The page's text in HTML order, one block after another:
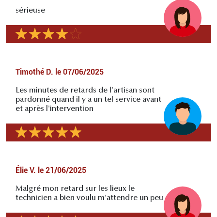
sérieuse
Timothé D. le 07/06/2025
Les minutes de retards de l'artisan sont
pardonné quand il y a un tel service avant
et après l'intervention
Élie V. le 21/06/2025
Malgré mon retard sur les lieux le
technicien a bien voulu m'attendre un peu